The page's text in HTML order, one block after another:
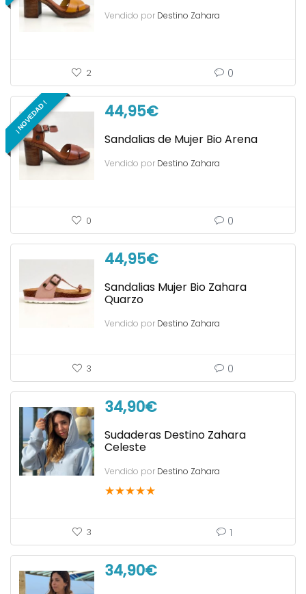
Vendido por Destino Zahara
2 0
¡ NOVEDAD ! 44,95€
Sandalias de Mujer Bio Arena
Vendido por Destino Zahara
0 0
44,95€
Sandalias Mujer Bio Zahara
Quarzo
Vendido por Destino Zahara
3 0
34,90€
Sudaderas Destino Zahara
Celeste
Vendido por Destino Zahara
★★★★★
3 1
34,90€